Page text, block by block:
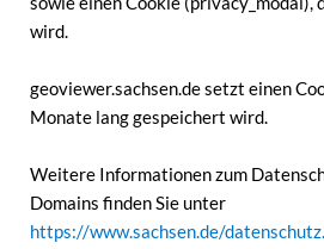
wird.
geoviewer.sachsen.de setzt einen
Monate lang gespeichert wird.
Weitere Informationen zum
Domains finden Sie unter
https://www.sachsen.de/